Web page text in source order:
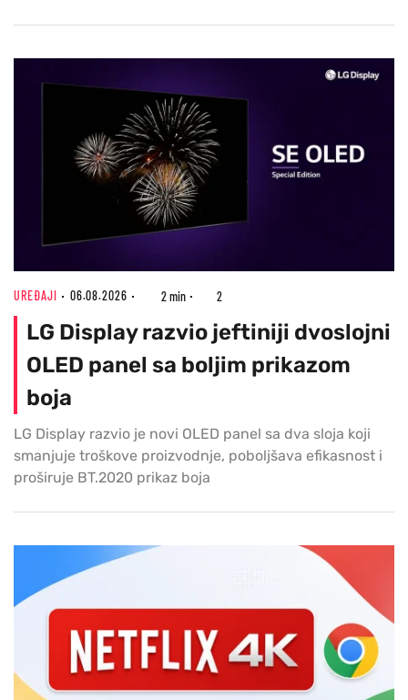
UREĐAJI 06.08.2026 2 min 2
LG Display razvio jeftiniji dvoslojni
OLED panel sa boljim prikazom
boja
LG Display razvio je novi OLED panel sa dva sloja koji
smanjuje troškove proizvodnje, poboljšava efikasnost i
proširuje BT.2020 prikaz boja